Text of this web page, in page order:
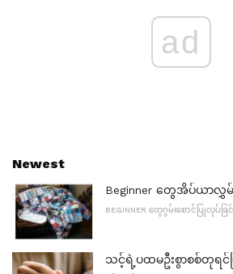
ad
Newest
Beginner တွေအိပ်ယာလွှမ်း
BEGINNER တွေဂွမ်းစောင်ပြုလုပ်ခြင်
သင့်ရဲ့ပထမဦးစွာစစ်တုရ